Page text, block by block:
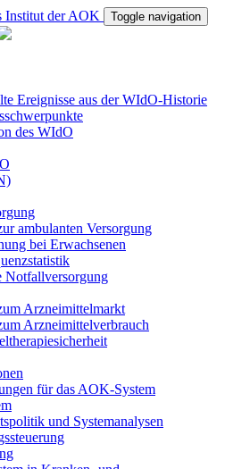
Toggle navigation
Ereignisse aus der WIdO-Historie
des WIdO
ambulanten Versorgung
bei Erwachsenen
Notfallversorgung
Arzneimittelmarkt
Arzneimittelverbrauch
für das AOK-System
und Systemanalysen